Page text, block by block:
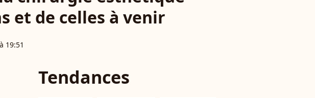
et de celles à venir
19:51
Tendances